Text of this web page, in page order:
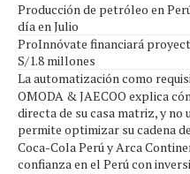
Producción de petróleo en
día en Julio
ProInnóvate financiará
S/1.8 millones
La automatización como
OMODA & JAECOO explica
directa de su casa matriz, y
permite optimizar su cadena
Coca-Cola Perú y Arca
confianza en el Perú con